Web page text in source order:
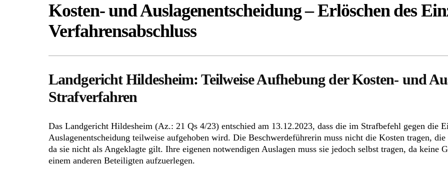
Kosten- und Auslagenentscheidung – Erlöschen des
Verfahrensabschluss
Landgericht Hildesheim: Teilweise Aufhebung der Kosten- und
Strafverfahren
Das Landgericht Hildesheim (Az.: 21 Qs 4/23) entschied am 13.12.2023, dass die im Strafbefehl gegen die
Auslagenentscheidung teilweise aufgehoben wird. Die Beschwerdeführerin muss nicht die Kosten tragen,
da sie nicht als Angeklagte gilt. Ihre eigenen notwendigen Auslagen muss sie jedoch selbst tragen, da keine
einem anderen Beteiligten aufzuerlegen.